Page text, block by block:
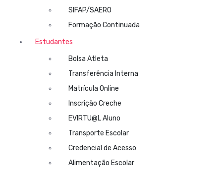
SIFAP/SAERO
Formação Continuada
Estudantes
Bolsa Atleta
Transferência Interna
Matrícula Online
Inscrição Creche
EVIRTU@L Aluno
Transporte Escolar
Credencial de Acesso
Alimentação Escolar